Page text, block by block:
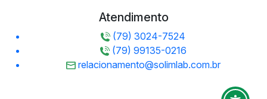
Atendimento
(79) 3024-7524
(79) 99135-0216
relacionamento@solimlab.com.br